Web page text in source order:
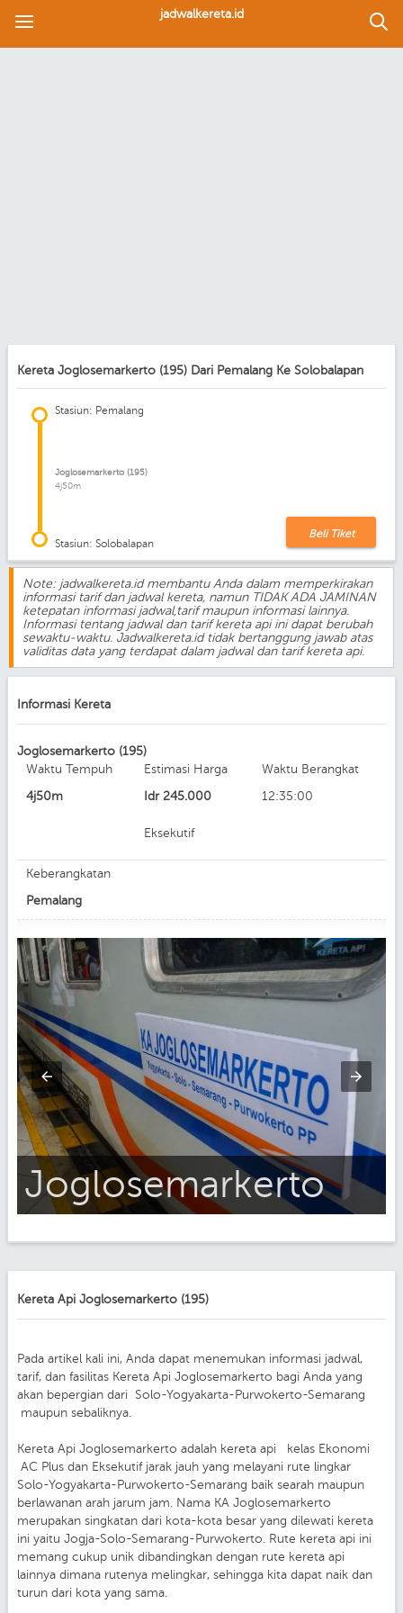
jadwalkereta.id
Kereta Joglosemarkerto (195) Dari Pemalang Ke Solobalapan
Stasiun: Pemalang
Joglosemarkerto (195)
4j50m
Stasiun: Solobalapan
Beli Tiket
Note: jadwalkereta.id membantu Anda dalam memperkirakan
informasi tarif dan jadwal kereta, namun TIDAK ADA JAMINAN
ketepatan informasi jadwal,tarif maupun informasi lainnya.
Informasi tentang jadwal dan tarif kereta api ini dapat berubah
sewaktu-waktu. Jadwalkereta.id tidak bertanggung jawab atas
validitas data yang terdapat dalam jadwal dan tarif kereta api.
Informasi Kereta
Joglosemarkerto (195)
Waktu Tempuh
4j50m
Estimasi Harga
Idr 245.000
Eksekutif
Waktu Berangkat
12:35:00
Keberangkatan
Pemalang
Joglosemarkerto
Kereta Api Joglosemarkerto (195)
Pada artikel kali ini, Anda dapat menemukan informasi jadwal,
tarif, dan fasilitas Kereta Api Joglosemarkerto bagi Anda yang
akan bepergian dari Solo-Yogyakarta-Purwokerto-Semarang
maupun sebaliknya.
Kereta Api Joglosemarkerto adalah kereta api kelas Ekonomi
AC Plus dan Eksekutif jarak jauh yang melayani rute lingkar
Solo-Yogyakarta-Purwokerto-Semarang baik searah maupun
berlawanan arah jarum jam. Nama KA Joglosemarkerto
merupakan singkatan dari kota-kota besar yang dilewati kereta
ini yaitu Jogja-Solo-Semarang-Purwokerto. Rute kereta api ini
memang cukup unik dibandingkan dengan rute kereta api
lainnya dimana rutenya melingkar, sehingga kita dapat naik dan
turun dari kota yang sama.